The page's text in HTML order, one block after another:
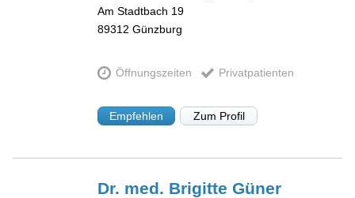
Am Stadtbach 19
89312 Günzburg
Öffnungszeiten Privatpatienten
Empfehlen Zum Profil
Dr. med. BrigitteGüner